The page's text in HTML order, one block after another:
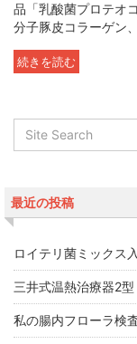
品「乳酸菌プロテオ
分子豚皮コラーゲン
続きを読む
最近の投稿
ロイテリ菌ミックス
三井式温熱治療器2
私の腸内フローラ検